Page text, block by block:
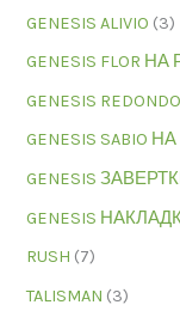
GENESIS ALIVIO (3)
GENESIS FLOR
GENESIS REDONDO
GENESIS SABIO
GENESIS
GENESIS
RUSH (7)
TALISMAN (3)